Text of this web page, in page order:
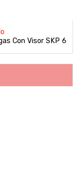
Con Visor SKP 6